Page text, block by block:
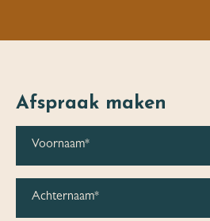
Afspraak maken